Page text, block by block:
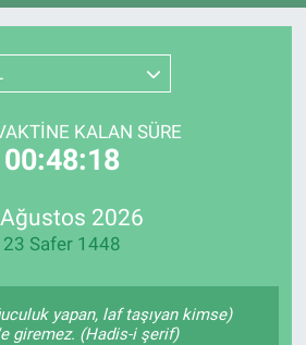
KALAN SÜRE
00:48:18
2026
23 Safer 1448
yapan, laf taşıyan kimse)
giremez. (Hadis-i şerif)